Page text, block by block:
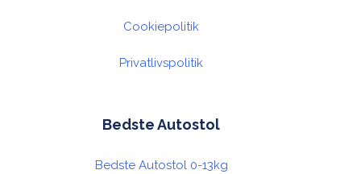
Cookiepolitik
Privatlivspolitik
Bedste Autostol
Bedste Autostol 0-13kg